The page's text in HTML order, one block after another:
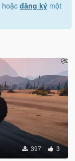
hoặc đăng ký một
397 3